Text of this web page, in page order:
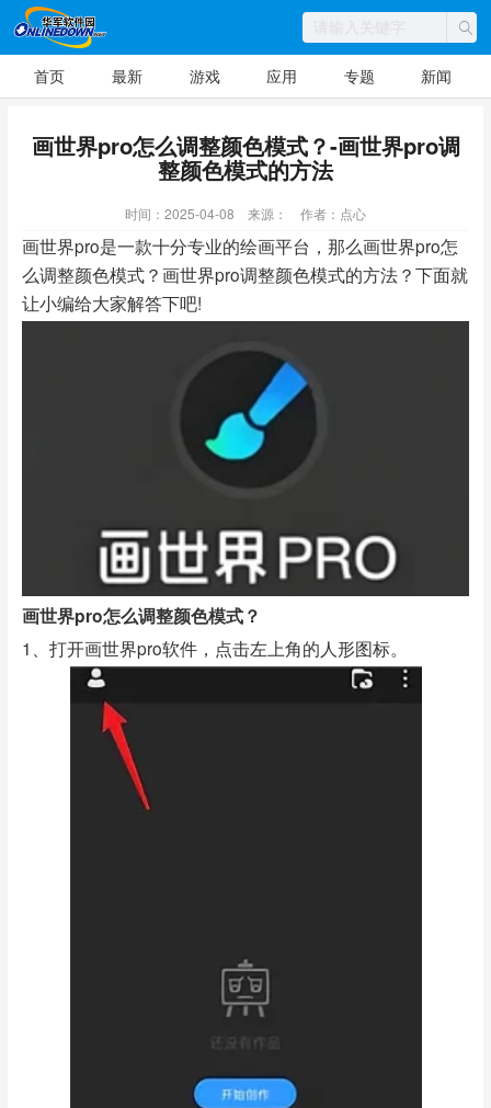
首页 最新 游戏 应用 专题 新闻
画世界pro怎么调整颜色模式？-画世界pro调
整颜色模式的方法
时间：2025-04-08 来源： 作者：点心
画世界pro是一款十分专业的绘画平台，那么画世界pro怎
么调整颜色模式？画世界pro调整颜色模式的方法？下面就
让小编给大家解答下吧!
画世界pro怎么调整颜色模式？
1、打开画世界pro软件，点击左上角的人形图标。